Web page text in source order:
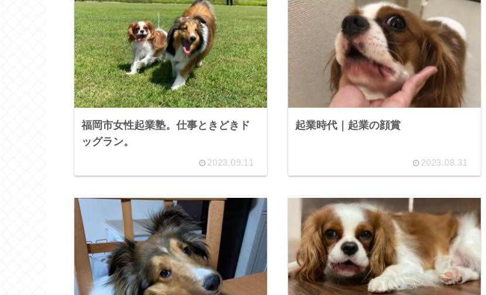
福岡市女性起業塾。仕事ときどきド
ッグラン。
2023.09.11
起業時代｜起業の顔賞
2023.08.31